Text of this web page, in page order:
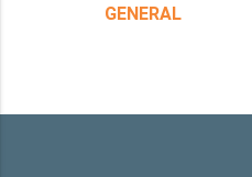
GENERAL